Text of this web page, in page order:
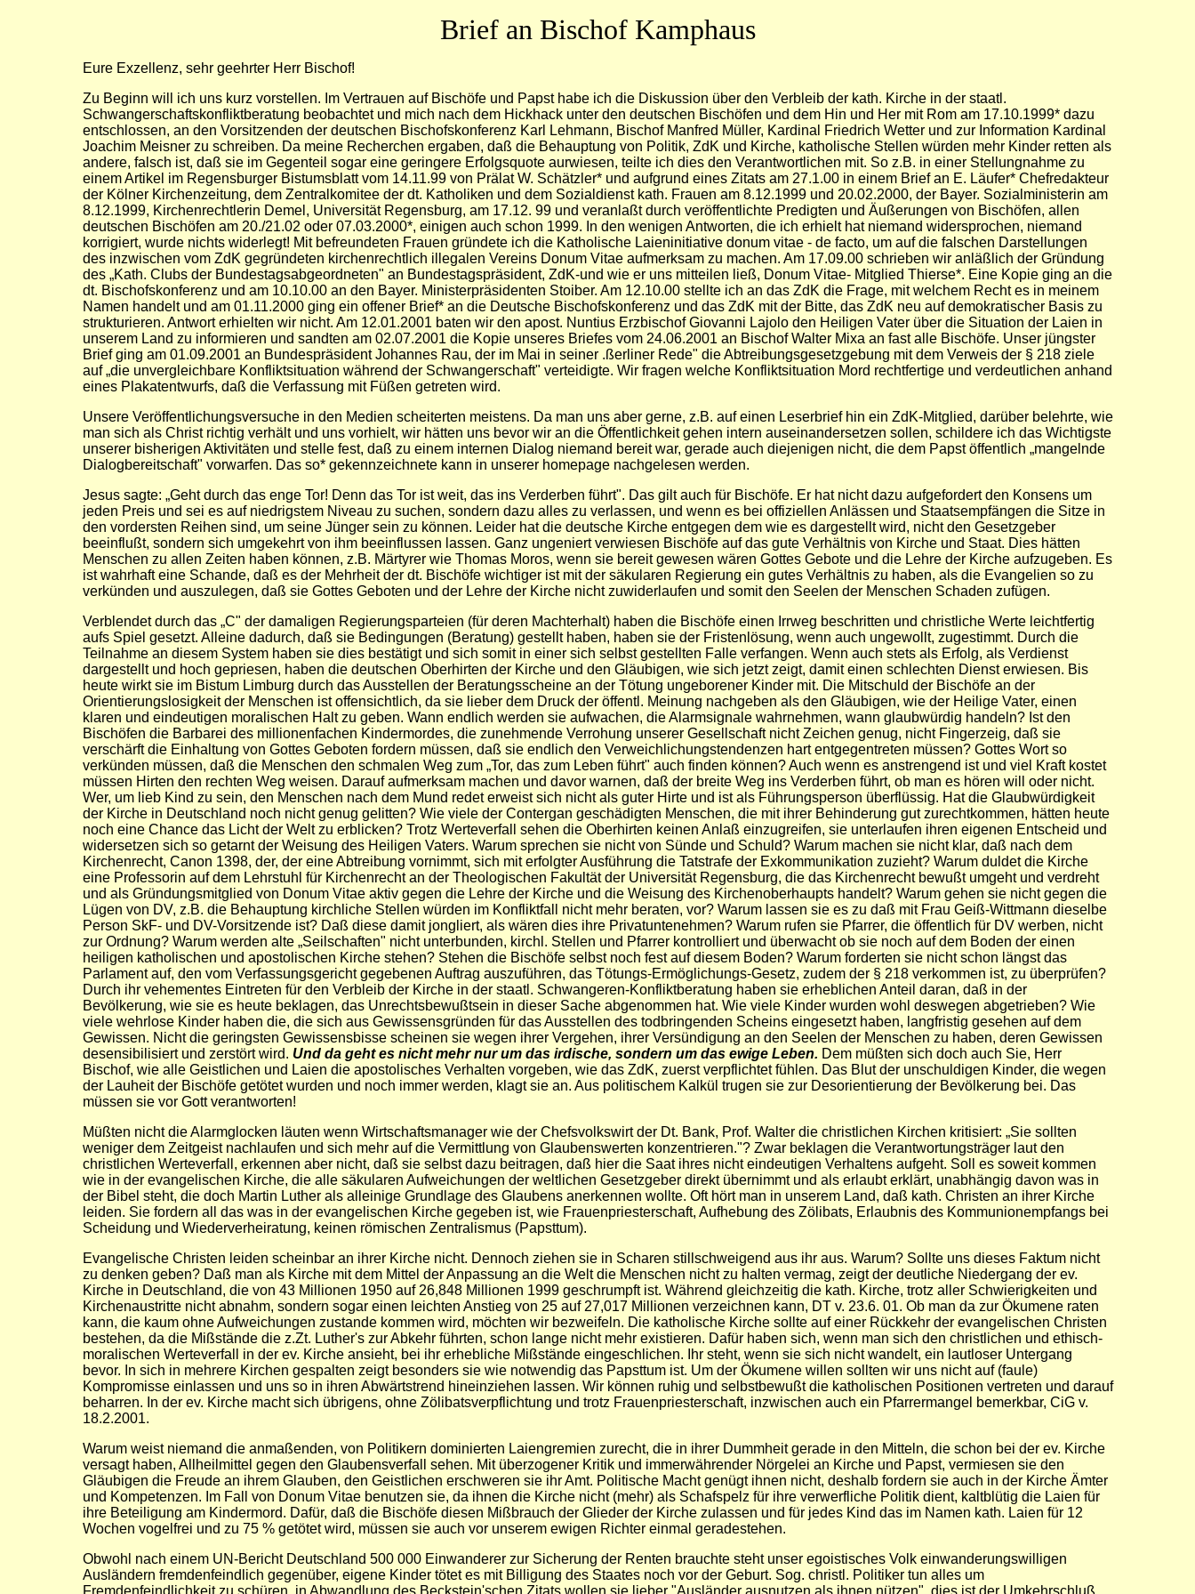
Brief an Bischof Kamphaus
Eure Exzellenz, sehr geehrter Herr Bischof!
Zu Beginn will ich uns kurz vorstellen. Im Vertrauen auf Bischöfe und Papst habe ich die Diskussion über den Verbleib der kath. Kirche in der staatl.
Schwangerschaftskonfliktberatung beobachtet und mich nach dem Hickhack unter den deutschen Bischöfen und dem Hin und Her mit Rom am 17.10.1999* dazu
entschlossen, an den Vorsitzenden der deutschen Bischofskonferenz Karl Lehmann, Bischof Manfred Müller, Kardinal Friedrich Wetter und zur Information Kardinal
Joachim Meisner zu schreiben. Da meine Recherchen ergaben, daß die Behauptung von Politik, ZdK und Kirche, katholische Stellen würden mehr Kinder retten als
andere, falsch ist, daß sie im Gegenteil sogar eine geringere Erfolgsquote aurwiesen, teilte ich dies den Verantwortlichen mit. So z.B. in einer Stellungnahme zu
einem Artikel im Regensburger Bistumsblatt vom 14.11.99 von Prälat W. Schätzler* und aufgrund eines Zitats am 27.1.00 in einem Brief an E. Läufer* Chefredakteur
der Kölner Kirchenzeitung, dem Zentralkomitee der dt. Katholiken und dem Sozialdienst kath. Frauen am 8.12.1999 und 20.02.2000, der Bayer. Sozialministerin am
8.12.1999, Kirchenrechtlerin Demel, Universität Regensburg, am 17.12. 99 und veranlaßt durch veröffentlichte Predigten und Äußerungen von Bischöfen, allen
deutschen Bischöfen am 20./21.02 oder 07.03.2000*, einigen auch schon 1999. In den wenigen Antworten, die ich erhielt hat niemand widersprochen, niemand
korrigiert, wurde nichts widerlegt! Mit befreundeten Frauen gründete ich die Katholische Laieninitiative donum vitae - de facto, um auf die falschen Darstellungen
des inzwischen vom ZdK gegründeten kirchenrechtlich illegalen Vereins Donum Vitae aufmerksam zu machen. Am 17.09.00 schrieben wir anläßlich der Gründung
des „Kath. Clubs der Bundestagsabgeordneten" an Bundestagspräsident, ZdK-und wie er uns mitteilen ließ, Donum Vitae- Mitglied Thierse*. Eine Kopie ging an die
dt. Bischofskonferenz und am 10.10.00 an den Bayer. Ministerpräsidenten Stoiber. Am 12.10.00 stellte ich an das ZdK die Frage, mit welchem Recht es in meinem
Namen handelt und am 01.11.2000 ging ein offener Brief* an die Deutsche Bischofskonferenz und das ZdK mit der Bitte, das ZdK neu auf demokratischer Basis zu
strukturieren. Antwort erhielten wir nicht. Am 12.01.2001 baten wir den apost. Nuntius Erzbischof Giovanni Lajolo den Heiligen Vater über die Situation der Laien in
unserem Land zu informieren und sandten am 02.07.2001 die Kopie unseres Briefes vom 24.06.2001 an Bischof Walter Mixa an fast alle Bischöfe. Unser jüngster
Brief ging am 01.09.2001 an Bundespräsident Johannes Rau, der im Mai in seiner .ßerliner Rede" die Abtreibungsgesetzgebung mit dem Verweis der § 218 ziele
auf „die unvergleichbare Konfliktsituation während der Schwangerschaft" verteidigte. Wir fragen welche Konfliktsituation Mord rechtfertige und verdeutlichen anhand
eines Plakatentwurfs, daß die Verfassung mit Füßen getreten wird.
Unsere Veröffentlichungsversuche in den Medien scheiterten meistens. Da man uns aber gerne, z.B. auf einen Leserbrief hin ein ZdK-Mitglied, darüber belehrte, wie
man sich als Christ richtig verhält und uns vorhielt, wir hätten uns bevor wir an die Öffentlichkeit gehen intern auseinandersetzen sollen, schildere ich das Wichtigste
unserer bisherigen Aktivitäten und stelle fest, daß zu einem internen Dialog niemand bereit war, gerade auch diejenigen nicht, die dem Papst öffentlich „mangelnde
Dialogbereitschaft" vorwarfen. Das so* gekennzeichnete kann in unserer homepage nachgelesen werden.
Jesus sagte: „Geht durch das enge Tor! Denn das Tor ist weit, das ins Verderben führt". Das gilt auch für Bischöfe. Er hat nicht dazu aufgefordert den Konsens um
jeden Preis und sei es auf niedrigstem Niveau zu suchen, sondern dazu alles zu verlassen, und wenn es bei offiziellen Anlässen und Staatsempfängen die Sitze in
den vordersten Reihen sind, um seine Jünger sein zu können. Leider hat die deutsche Kirche entgegen dem wie es dargestellt wird, nicht den Gesetzgeber
beeinflußt, sondern sich umgekehrt von ihm beeinflussen lassen. Ganz ungeniert verwiesen Bischöfe auf das gute Verhältnis von Kirche und Staat. Dies hätten
Menschen zu allen Zeiten haben können, z.B. Märtyrer wie Thomas Moros, wenn sie bereit gewesen wären Gottes Gebote und die Lehre der Kirche aufzugeben. Es
ist wahrhaft eine Schande, daß es der Mehrheit der dt. Bischöfe wichtiger ist mit der säkularen Regierung ein gutes Verhältnis zu haben, als die Evangelien so zu
verkünden und auszulegen, daß sie Gottes Geboten und der Lehre der Kirche nicht zuwiderlaufen und somit den Seelen der Menschen Schaden zufügen.
Verblendet durch das „C" der damaligen Regierungsparteien (für deren Machterhalt) haben die Bischöfe einen Irrweg beschritten und christliche Werte leichtfertig
aufs Spiel gesetzt. Alleine dadurch, daß sie Bedingungen (Beratung) gestellt haben, haben sie der Fristenlösung, wenn auch ungewollt, zugestimmt. Durch die
Teilnahme an diesem System haben sie dies bestätigt und sich somit in einer sich selbst gestellten Falle verfangen. Wenn auch stets als Erfolg, als Verdienst
dargestellt und hoch gepriesen, haben die deutschen Oberhirten der Kirche und den Gläubigen, wie sich jetzt zeigt, damit einen schlechten Dienst erwiesen. Bis
heute wirkt sie im Bistum Limburg durch das Ausstellen der Beratungsscheine an der Tötung ungeborener Kinder mit. Die Mitschuld der Bischöfe an der
Orientierungslosigkeit der Menschen ist offensichtlich, da sie lieber dem Druck der öffentl. Meinung nachgeben als den Gläubigen, wie der Heilige Vater, einen
klaren und eindeutigen moralischen Halt zu geben. Wann endlich werden sie aufwachen, die Alarmsignale wahrnehmen, wann glaubwürdig handeln? Ist den
Bischöfen die Barbarei des millionenfachen Kindermordes, die zunehmende Verrohung unserer Gesellschaft nicht Zeichen genug, nicht Fingerzeig, daß sie
verschärft die Einhaltung von Gottes Geboten fordern müssen, daß sie endlich den Verweichlichungstendenzen hart entgegentreten müssen? Gottes Wort so
verkünden müssen, daß die Menschen den schmalen Weg zum „Tor, das zum Leben führt" auch finden können? Auch wenn es anstrengend ist und viel Kraft kostet
müssen Hirten den rechten Weg weisen. Darauf aufmerksam machen und davor warnen, daß der breite Weg ins Verderben führt, ob man es hören will oder nicht.
Wer, um lieb Kind zu sein, den Menschen nach dem Mund redet erweist sich nicht als guter Hirte und ist als Führungsperson überflüssig. Hat die Glaubwürdigkeit
der Kirche in Deutschland noch nicht genug gelitten? Wie viele der Contergan geschädigten Menschen, die mit ihrer Behinderung gut zurechtkommen, hätten heute
noch eine Chance das Licht der Welt zu erblicken? Trotz Werteverfall sehen die Oberhirten keinen Anlaß einzugreifen, sie unterlaufen ihren eigenen Entscheid und
widersetzen sich so getarnt der Weisung des Heiligen Vaters. Warum sprechen sie nicht von Sünde und Schuld? Warum machen sie nicht klar, daß nach dem
Kirchenrecht, Canon 1398, der, der eine Abtreibung vornimmt, sich mit erfolgter Ausführung die Tatstrafe der Exkommunikation zuzieht? Warum duldet die Kirche
eine Professorin auf dem Lehrstuhl für Kirchenrecht an der Theologischen Fakultät der Universität Regensburg, die das Kirchenrecht bewußt umgeht und verdreht
und als Gründungsmitglied von Donum Vitae aktiv gegen die Lehre der Kirche und die Weisung des Kirchenoberhaupts handelt? Warum gehen sie nicht gegen die
Lügen von DV, z.B. die Behauptung kirchliche Stellen würden im Konfliktfall nicht mehr beraten, vor? Warum lassen sie es zu daß mit Frau Geiß-Wittmann dieselbe
Person SkF- und DV-Vorsitzende ist? Daß diese damit jongliert, als wären dies ihre Privatuntenehmen? Warum rufen sie Pfarrer, die öffentlich für DV werben, nicht
zur Ordnung? Warum werden alte „Seilschaften" nicht unterbunden, kirchl. Stellen und Pfarrer kontrolliert und überwacht ob sie noch auf dem Boden der einen
heiligen katholischen und apostolischen Kirche stehen? Stehen die Bischöfe selbst noch fest auf diesem Boden? Warum forderten sie nicht schon längst das
Parlament auf, den vom Verfassungsgericht gegebenen Auftrag auszuführen, das Tötungs-Ermöglichungs-Gesetz, zudem der § 218 verkommen ist, zu überprüfen?
Durch ihr vehementes Eintreten für den Verbleib der Kirche in der staatl. Schwangeren-Konfliktberatung haben sie erheblichen Anteil daran, daß in der
Bevölkerung, wie sie es heute beklagen, das Unrechtsbewußtsein in dieser Sache abgenommen hat. Wie viele Kinder wurden wohl deswegen abgetrieben? Wie
viele wehrlose Kinder haben die, die sich aus Gewissensgründen für das Ausstellen des todbringenden Scheins eingesetzt haben, langfristig gesehen auf dem
Gewissen. Nicht die geringsten Gewissensbisse scheinen sie wegen ihrer Vergehen, ihrer Versündigung an den Seelen der Menschen zu haben, deren Gewissen
desensibilisiert und zerstört wird. Und da geht es nicht mehr nur um das irdische, sondern um das ewige Leben. Dem müßten sich doch auch Sie, Herr
Bischof, wie alle Geistlichen und Laien die apostolisches Verhalten vorgeben, wie das ZdK, zuerst verpflichtet fühlen. Das Blut der unschuldigen Kinder, die wegen
der Lauheit der Bischöfe getötet wurden und noch immer werden, klagt sie an. Aus politischem Kalkül trugen sie zur Desorientierung der Bevölkerung bei. Das
müssen sie vor Gott verantworten!
Müßten nicht die Alarmglocken läuten wenn Wirtschaftsmanager wie der Chefsvolkswirt der Dt. Bank, Prof. Walter die christlichen Kirchen kritisiert: „Sie sollten
weniger dem Zeitgeist nachlaufen und sich mehr auf die Vermittlung von Glaubenswerten konzentrieren."? Zwar beklagen die Verantwortungsträger laut den
christlichen Werteverfall, erkennen aber nicht, daß sie selbst dazu beitragen, daß hier die Saat ihres nicht eindeutigen Verhaltens aufgeht. Soll es soweit kommen
wie in der evangelischen Kirche, die alle säkularen Aufweichungen der weltlichen Gesetzgeber direkt übernimmt und als erlaubt erklärt, unabhängig davon was in
der Bibel steht, die doch Martin Luther als alleinige Grundlage des Glaubens anerkennen wollte. Oft hört man in unserem Land, daß kath. Christen an ihrer Kirche
leiden. Sie fordern all das was in der evangelischen Kirche gegeben ist, wie Frauenpriesterschaft, Aufhebung des Zölibats, Erlaubnis des Kommunionempfangs bei
Scheidung und Wiederverheiratung, keinen römischen Zentralismus (Papsttum).
Evangelische Christen leiden scheinbar an ihrer Kirche nicht. Dennoch ziehen sie in Scharen stillschweigend aus ihr aus. Warum? Sollte uns dieses Faktum nicht
zu denken geben? Daß man als Kirche mit dem Mittel der Anpassung an die Welt die Menschen nicht zu halten vermag, zeigt der deutliche Niedergang der ev.
Kirche in Deutschland, die von 43 Millionen 1950 auf 26,848 Millionen 1999 geschrumpft ist. Während gleichzeitig die kath. Kirche, trotz aller Schwierigkeiten und
Kirchenaustritte nicht abnahm, sondern sogar einen leichten Anstieg von 25 auf 27,017 Millionen verzeichnen kann, DT v. 23.6. 01. Ob man da zur Ökumene raten
kann, die kaum ohne Aufweichungen zustande kommen wird, möchten wir bezweifeln. Die katholische Kirche sollte auf einer Rückkehr der evangelischen Christen
bestehen, da die Mißstände die z.Zt. Luther's zur Abkehr führten, schon lange nicht mehr existieren. Dafür haben sich, wenn man sich den christlichen und ethisch-
moralischen Werteverfall in der ev. Kirche ansieht, bei ihr erhebliche Mißstände eingeschlichen. Ihr steht, wenn sie sich nicht wandelt, ein lautloser Untergang
bevor. In sich in mehrere Kirchen gespalten zeigt besonders sie wie notwendig das Papsttum ist. Um der Ökumene willen sollten wir uns nicht auf (faule)
Kompromisse einlassen und uns so in ihren Abwärtstrend hineinziehen lassen. Wir können ruhig und selbstbewußt die katholischen Positionen vertreten und darauf
beharren. In der ev. Kirche macht sich übrigens, ohne Zölibatsverpflichtung und trotz Frauenpriesterschaft, inzwischen auch ein Pfarrermangel bemerkbar, CiG v.
18.2.2001.
Warum weist niemand die anmaßenden, von Politikern dominierten Laiengremien zurecht, die in ihrer Dummheit gerade in den Mitteln, die schon bei der ev. Kirche
versagt haben, Allheilmittel gegen den Glaubensverfall sehen. Mit überzogener Kritik und immerwährender Nörgelei an Kirche und Papst, vermiesen sie den
Gläubigen die Freude an ihrem Glauben, den Geistlichen erschweren sie ihr Amt. Politische Macht genügt ihnen nicht, deshalb fordern sie auch in der Kirche Ämter
und Kompetenzen. Im Fall von Donum Vitae benutzen sie, da ihnen die Kirche nicht (mehr) als Schafspelz für ihre verwerfliche Politik dient, kaltblütig die Laien für
ihre Beteiligung am Kindermord. Dafür, daß die Bischöfe diesen Mißbrauch der Glieder der Kirche zulassen und für jedes Kind das im Namen kath. Laien für 12
Wochen vogelfrei und zu 75 % getötet wird, müssen sie auch vor unserem ewigen Richter einmal geradestehen.
Obwohl nach einem UN-Bericht Deutschland 500 000 Einwanderer zur Sicherung der Renten brauchte steht unser egoistisches Volk einwanderungswilligen
Ausländern fremdenfeindlich gegenüber, eigene Kinder tötet es mit Billigung des Staates noch vor der Geburt. Sog. christl. Politiker tun alles um
Fremdenfeindlichkeit zu schüren, in Abwandlung des Beckstein'schen Zitats wollen sie lieber "Ausländer ausnutzen als ihnen nützen", dies ist der Umkehrschluß